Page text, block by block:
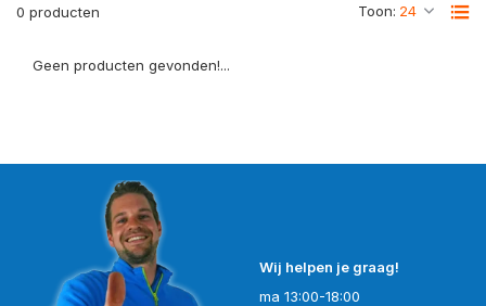
0 producten Toon:
Geen producten gevonden!...
Wij helpen je graag!
ma 13:00-18:00